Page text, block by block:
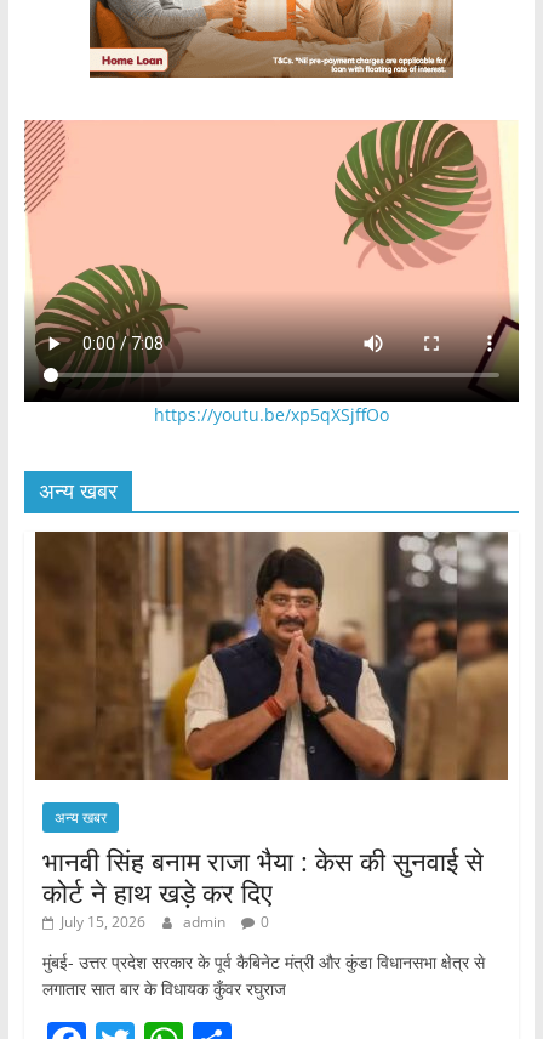
https://youtu.be/xp5qXSjffOo
अन्य खबर
अन्य खबर
भानवी सिंह बनाम राजा भैया : केस की सुनवाई से
कोर्ट ने हाथ खड़े कर दिए
July 15, 2026 admin 0
मुंबई- उत्तर प्रदेश सरकार के पूर्व कैबिनेट मंत्री और कुंडा विधानसभा क्षेत्र से
लगातार सात बार के विधायक कुँवर रघुराज